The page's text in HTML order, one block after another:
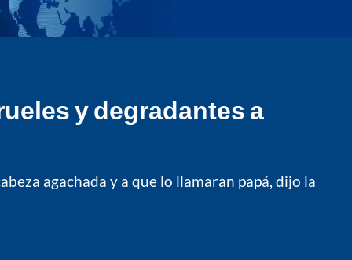
y degradantes a
agachada y a que lo llamaran papá, dijo la